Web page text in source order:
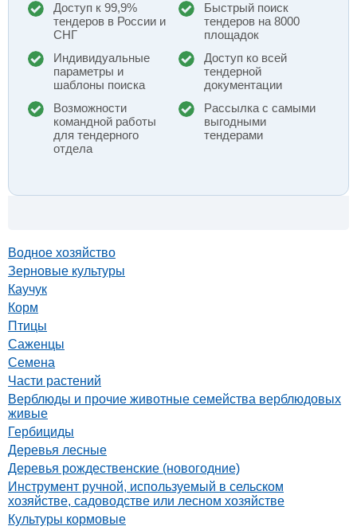
Доступ к 99,9%
тендеров в России и
СНГ
Быстрый поиск
тендеров на 8000
площадок
Индивидуальные
параметры и
шаблоны поиска
Доступ ко всей
тендерной
документации
Возможности
командной работы
для тендерного
отдела
Рассылка с самыми
выгодными
тендерами
Водное хозяйство
Зерновые культуры
Каучук
Корм
Птицы
Саженцы
Семена
Части растений
Верблюды и прочие животные семейства верблюдовых
живые
Гербициды
Деревья лесные
Деревья рождественские (новогодние)
Инструмент ручной, используемый в сельском
хозяйстве, садоводстве или лесном хозяйстве
Культуры кормовые